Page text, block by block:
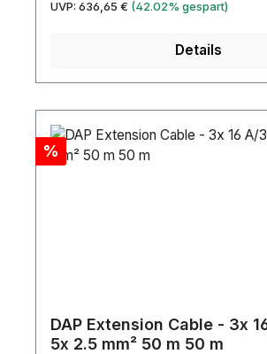
UVP: Regulärer Preis:
636,65 € (42.02% gespart)
Details
Rabatt
%
DAP Extension Cable - 3x
5x 2.5 mm² 50 m 50 m